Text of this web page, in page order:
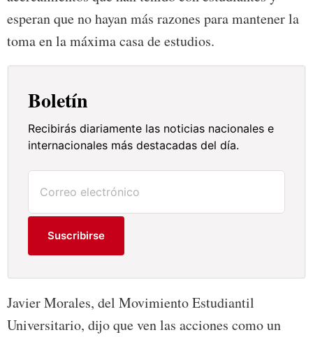
esperan que no hayan más razones para mantener la
toma en la máxima casa de estudios.
Boletín
Recibirás diariamente las noticias nacionales e
internacionales más destacadas del día.
Suscribirse
Javier Morales, del Movimiento Estudiantil
Universitario, dijo que ven las acciones como un